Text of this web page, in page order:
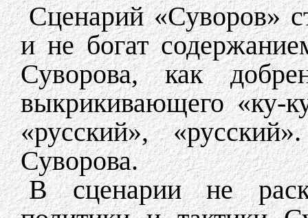
Сценарий «Суворов»
и не богат
Суворова, как
выкрикивающего «ку-
«русский»,
Суворова.
В сценарии не